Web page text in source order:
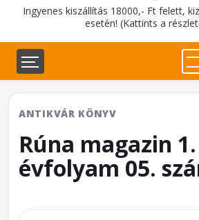
Ingyenes kiszállítás 18000,- Ft felett,
esetén! (Kattints a
ANTIKVÁR KÖNYV
Rúna magazin 1.
évfolyam 05.